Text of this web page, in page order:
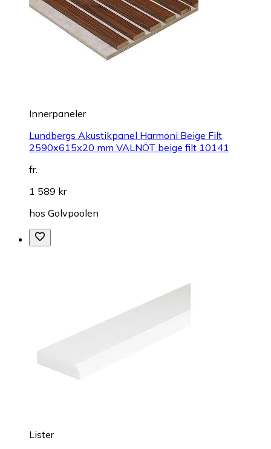
Innerpaneler
Lundbergs Akustikpanel Harmoni Beige Filt
2590x615x20 mm VALNÖT beige filt 10141
fr.
1 589 kr
hos Golvpoolen
Lister